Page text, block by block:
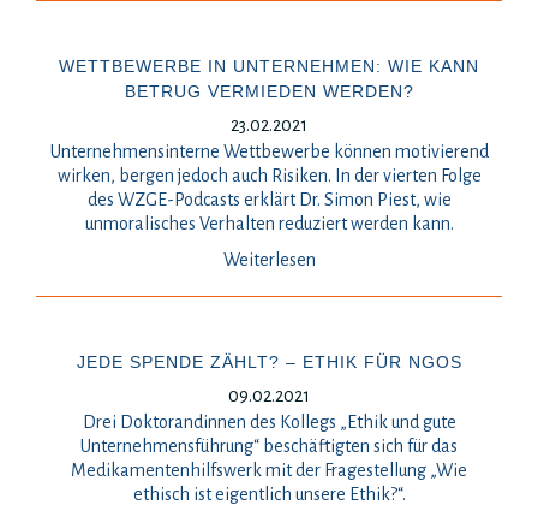
WETTBEWERBE IN UNTERNEHMEN: WIE KANN
BETRUG VERMIEDEN WERDEN?
23.02.2021
Unternehmensinterne Wettbewerbe können motivierend
wirken, bergen jedoch auch Risiken. In der vierten Folge
des WZGE-Podcasts erklärt Dr. Simon Piest, wie
unmoralisches Verhalten reduziert werden kann.
Weiterlesen
JEDE SPENDE ZÄHLT? – ETHIK FÜR NGOS
09.02.2021
Drei Doktorandinnen des Kollegs „Ethik und gute
Unternehmensführung“ beschäftigten sich für das
Medikamentenhilfswerk mit der Fragestellung „Wie
ethisch ist eigentlich unsere Ethik?“.